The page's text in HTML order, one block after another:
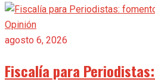
Opinión
agosto 6, 2026
Fiscalía para